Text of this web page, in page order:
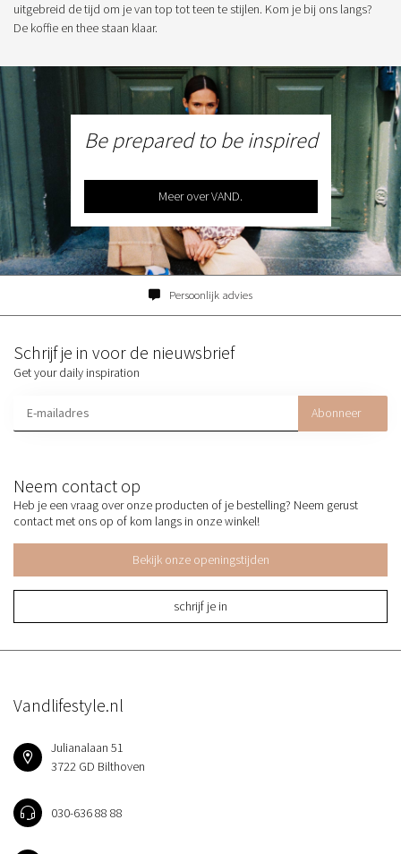
uitgebreid de tijd om je van top tot teen te stijlen. Kom je bij ons langs?
De koffie en thee staan klaar.
Be prepared to be inspired
Meer over VAND.
Persoonlijk advies
Neem contact op
Heb je een vraag over onze producten of je bestelling? Neem gerust
contact met ons op of kom langs in onze winkel!
Bekijk onze openingstijden
schrijf je in
Schrijf je in voor de nieuwsbrief
Get your daily inspiration
Abonneer
Vandlifestyle.nl
Julianalaan 51
3722 GD Bilthoven
030-636 88 88